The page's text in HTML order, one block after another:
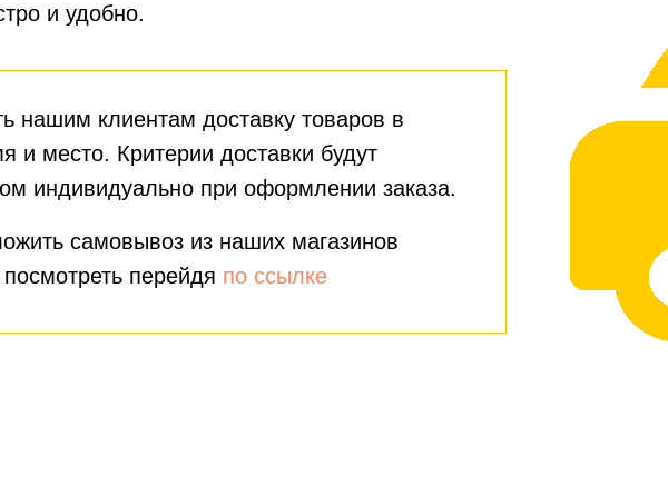
нашим клиентам доставку товаров в
и место. Критерии доставки будут
индивидуально при оформлении заказа.
самовывоз из наших магазинов
перейдя по ссылке
и удобно.